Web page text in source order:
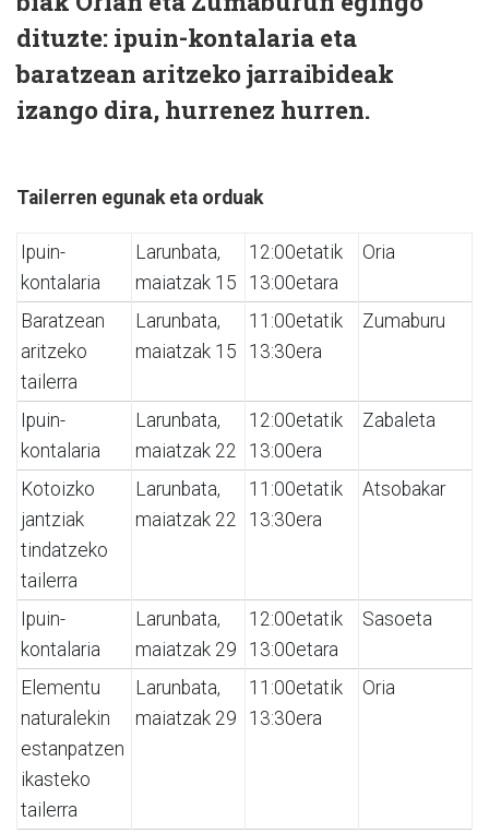
dituzte: ipuin-kontalaria eta
baratzean aritzeko jarraibideak
izango dira, hurrenez hurren.
Tailerren egunak eta orduak
Ipuin-
kontalaria
Larunbata,
maiatzak 15
12:00etatik
13:00etara
Oria
Baratzean
aritzeko
tailerra
Larunbata,
maiatzak 15
11:00etatik
13:30era
Zumaburu
Ipuin-
kontalaria
Larunbata,
maiatzak 22
12:00etatik
13:00era
Zabaleta
Kotoizko
jantziak
tindatzeko
tailerra
Larunbata,
maiatzak 22
11:00etatik
13:30era
Atsobakar
Ipuin-
kontalaria
Larunbata,
maiatzak 29
12:00etatik
13:00etara
Sasoeta
Elementu
naturalekin
estanpatzen
ikasteko
tailerra
Larunbata,
maiatzak 29
11:00etatik
13:30era
Oria